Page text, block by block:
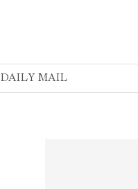
DAILY MAIL